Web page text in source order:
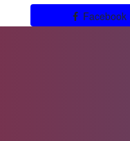
Facebook